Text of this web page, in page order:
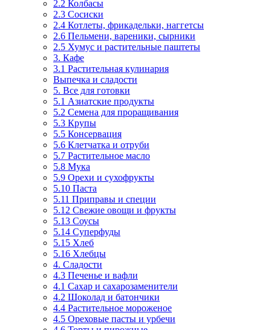
2.2 Колбасы
2.3 Сосиски
2.4 Котлеты, фрикадельки, наггетсы
2.6 Пельмени, вареники, сырники
2.5 Хумус и растительные паштеты
3. Кафе
3.1 Растительная кулинария
Выпечка и сладости
5. Все для готовки
5.1 Азиатские продукты
5.2 Семена для проращивания
5.3 Крупы
5.5 Консервация
5.6 Клетчатка и отруби
5.7 Растительное масло
5.8 Мука
5.9 Орехи и сухофрукты
5.10 Паста
5.11 Приправы и специи
5.12 Свежие овощи и фрукты
5.13 Соусы
5.14 Суперфуды
5.15 Хлеб
5.16 Хлебцы
4. Сладости
4.3 Печенье и вафли
4.1 Сахар и сахарозаменители
4.2 Шоколад и батончики
4.4 Растительное мороженое
4.5 Ореховые пасты и урбечи